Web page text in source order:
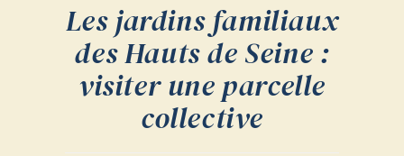
Les jardins familiaux
des Hauts de Seine :
visiter une parcelle
collective